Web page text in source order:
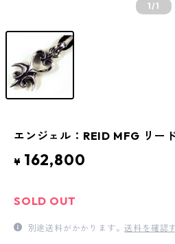
1/1
エンジェル：REID MFG リー
¥ 162,800
SOLD OUT
別途送料がかかります。送料を確認